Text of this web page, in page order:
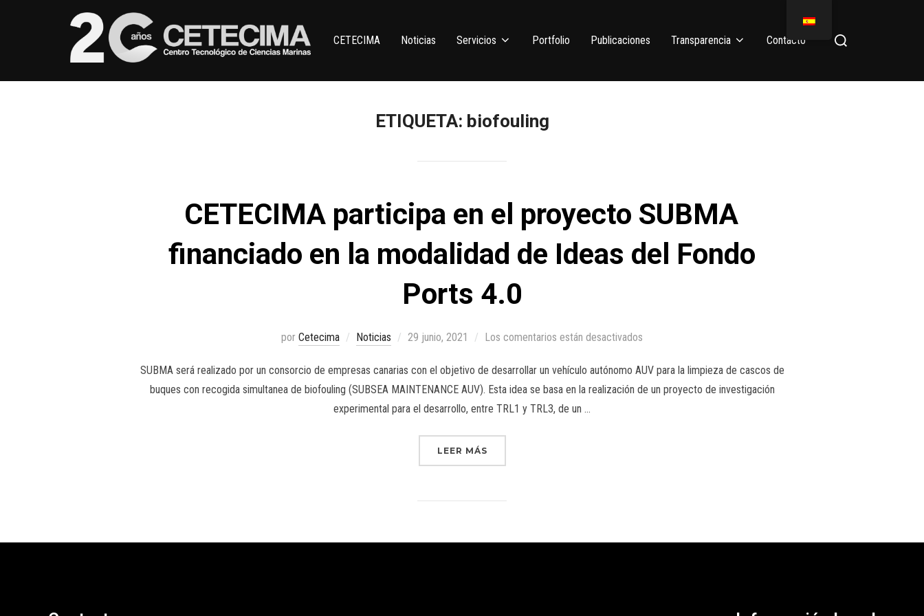
CETECIMA Noticias Servicios Portfolio Publicaciones Transparencia Contacto
ETIQUETA: biofouling
CETECIMA participa en el proyecto SUBMA
financiado en la modalidad de Ideas del Fondo
Ports 4.0
por Cetecima Noticias 29 junio, 2021 Los comentarios están desactivados
SUBMA será realizado por un consorcio de empresas canarias con el objetivo de desarrollar un vehículo autónomo AUV para la limpieza de cascos de
buques con recogida simultanea de biofouling (SUBSEA MAINTENANCE AUV). Esta idea se basa en la realización de un proyecto de investigación
experimental para el desarrollo, entre TRL1 y TRL3, de un …
LEER MÁS